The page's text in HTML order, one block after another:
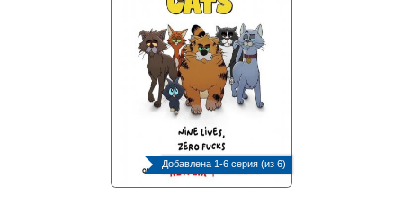
Добавлена 1-6 серия (из 6)